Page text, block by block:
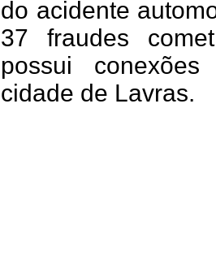
do acidente
37 fraudes
possui
cidade de Lavras.